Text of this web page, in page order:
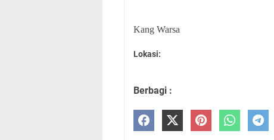
Kang Warsa
Lokasi:
Berbagi :